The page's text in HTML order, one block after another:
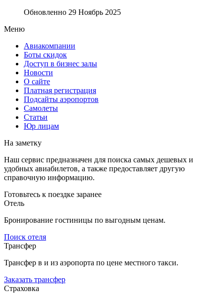
Обновленно 29 Ноябрь 2025
Меню
Авиакомпании
Боты скидок
Доступ в бизнес залы
Новости
О сайте
Платная регистрация
Подсайты аэропортов
Самолеты
Статьи
Юр лицам
На заметку
Наш сервис предназначен для поиска самых дешевых и
удобных авиабилетов, а также предоставляет другую
справочную информацию.
Готовьтесь к поездке заранее
Отель
Бронирование гостиницы по выгодным ценам.
Поиск отеля
Трансфер
Трансфер в и из аэропорта по цене местного такси.
Заказать трансфер
Страховка